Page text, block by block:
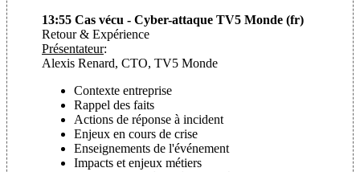
13:55 Cas vécu - Cyber-attaque TV5 Monde (fr)
Retour & Expérience
Présentateur:
Alexis Renard, CTO, TV5 Monde
Contexte entreprise
Rappel des faits
Actions de réponse à incident
Enjeux en cours de crise
Enseignements de l'événement
Impacts et enjeux métiers